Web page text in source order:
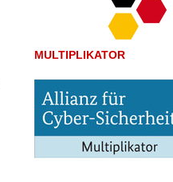
MULTIPLIKATOR